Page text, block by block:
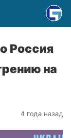
Россия
на
4 года назад